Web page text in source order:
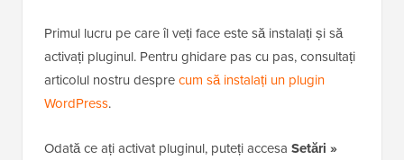
Primul lucru pe care îl veți face este să instalați și să
activați pluginul. Pentru ghidare pas cu pas, consultați
articolul nostru desprecum să instalați un plugin
WordPress.
Odată ce ați activat pluginul, puteți accesa Setări »